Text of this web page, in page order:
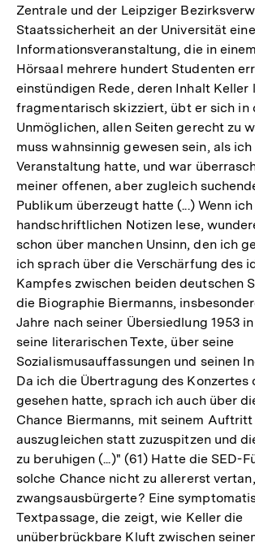
Zentrale und der Leipziger
Staatssicherheit an der Universität eine
Informationsveranstaltung, die in
Hörsaal mehrere hundert Studenten
einstündigen Rede, deren Inhalt Keller
fragmentarisch skizziert, übt er sich in
Unmöglichen, allen Seiten gerecht zu
muss wahnsinnig gewesen sein, als
Veranstaltung hatte, und war
meiner offenen, aber zugleich
Publikum überzeugt hatte (...) Wenn
handschriftlichen Notizen lese,
schon über manchen Unsinn, den ich
ich sprach über die Verschärfung des
Kampfes zwischen beiden deutschen
die Biographie Biermanns,
Jahre nach seiner Übersiedlung 1953
seine literarischen Texte, über seine
Sozialismusauffassungen und seinen
Da ich die Übertragung des Konzertes
gesehen hatte, sprach ich auch über
Chance Biermanns, mit seinem Auftritt
auszugleichen statt zuzuspitzen und
zu beruhigen (...)" (61) Hatte die SED-
solche Chance nicht zu allererst
zwangsausbürgerte? Eine
Textpassage, die zeigt, wie Keller die
unüberbrückbare Kluft zwischen